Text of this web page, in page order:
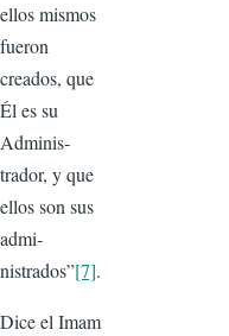
ellos mismos
fueron
creados, que
Él es su
Adminis­
trador, y que
ellos son sus
admi­
nistrados”[7].
Dice el Imam